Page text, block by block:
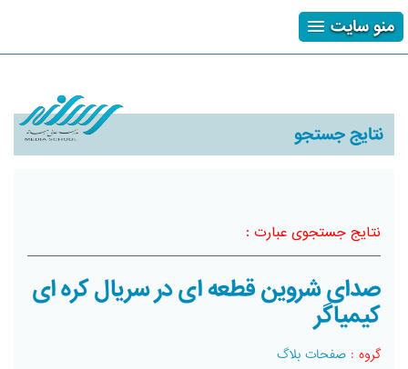
منو سایت
نتایج جستجو
نتایج جستجوی عبارت :
صدای شروین قطعه ای در سریال کره ای
کیمیاگر
گروه : صفحات بلاگ